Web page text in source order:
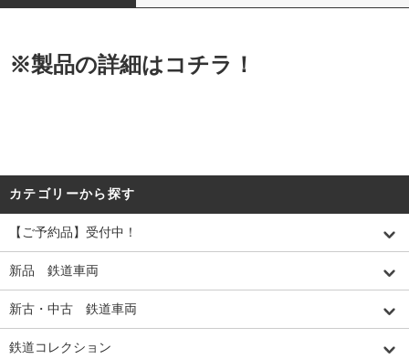
※製品の詳細はコチラ！
カテゴリーから探す
【ご予約品】受付中！
新品 鉄道車両
新古・中古 鉄道車両
鉄道コレクション